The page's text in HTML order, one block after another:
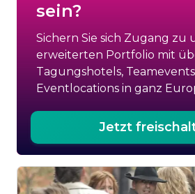
sein?
Sichern Sie sich Zugang zu
erweiterten Portfolio mit
Tagungshotels,
Eventlocations in ganz
Jetzt